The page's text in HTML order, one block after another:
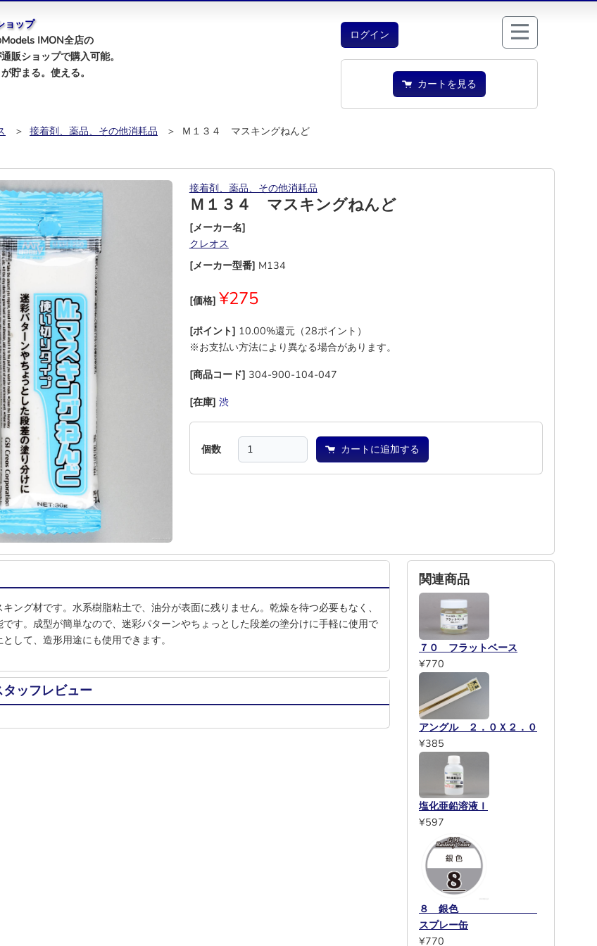
ョップ
IMON全店の
販ショップで購入可能。
貯まる。使える。
ログイン
カートを見る
＞ 接着剤、薬品、その他消耗品
＞ Ｍ１３４ マスキングねんど
接着剤、薬品、その他消耗品
Ｍ１３４ マスキングねんど
[メーカー名]
クレオス
[メーカー型番] M134
[価格] ¥275
[ポイント] 10.00%還元（28ポイント）
※お支払い方法により異なる場合があります。
[商品コード] 304-900-104-047
[在庫] 渋
個数 カートに追加する
ング材です。水系樹脂粘土で、油分が表面に残りません。乾燥を待つ必要もなく、
す。成型が簡単なので、迷彩パターンやちょっとした段差の塗分けに手軽に使用で
して、造形用途にも使用できます。
タッフレビュー
関連商品
７０ フラットベース
¥770
アングル ２．０Ｘ２．０
¥385
塩化亜鉛溶液Ｉ
¥597
８ 銀色
スプレー缶
¥770